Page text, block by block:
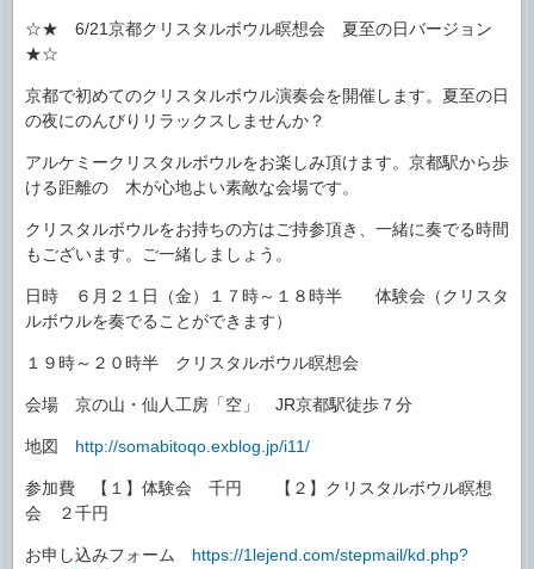
☆★ 6/21京都クリスタルボウル瞑想会 夏至の日バージョン
★☆
京都で初めてのクリスタルボウル演奏会を開催します。夏至の日
の夜にのんびりリラックスしませんか？
アルケミークリスタルボウルをお楽しみ頂けます。京都駅から歩
ける距離の 木が心地よい素敵な会場です。
クリスタルボウルをお持ちの方はご持参頂き、一緒に奏でる時間
もございます。ご一緒しましょう。
日時 ６月２１日（金）１７時～１８時半 体験会（クリスタ
ルボウルを奏でることができます）
１９時～２０時半 クリスタルボウル瞑想会
会場 京の山・仙人工房「空」 JR京都駅徒歩７分
地図 http://somabitoqo.exblog.jp/i11/
参加費 【１】体験会 千円 【２】クリスタルボウル瞑想
会 ２千円
お申し込みフォーム https://1lejend.com/stepmail/kd.php?